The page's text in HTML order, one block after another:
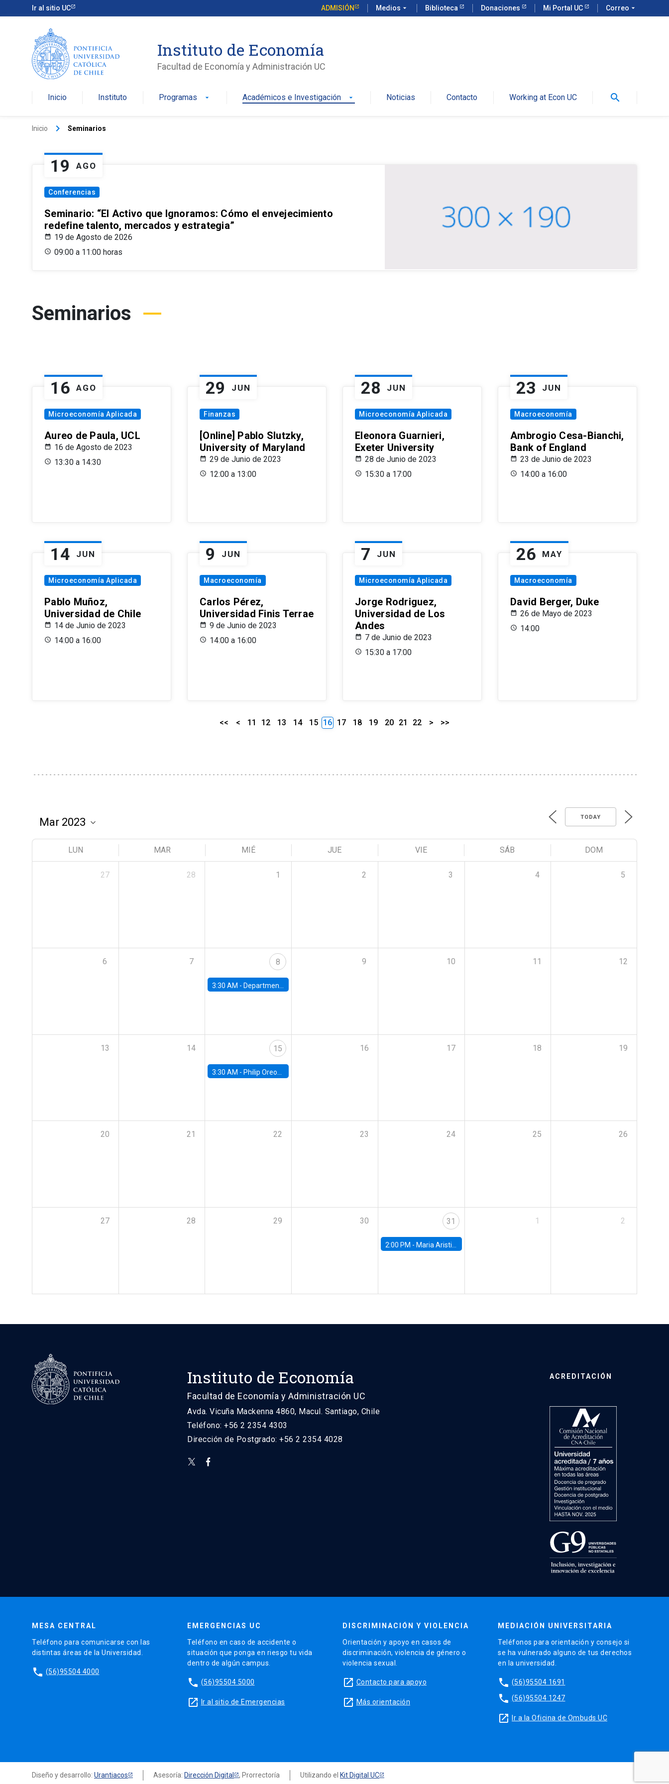
Ir al sitio UC ADMISIÓN Medios arrow_drop_down Biblioteca Donaciones Mi Portal UC Correo arrow_drop_down
Instituto de Economía
Facultad de Economía y Administración UC
Inicio Instituto Programas arrow_drop_down Académicos e Investigación arrow_drop_down Noticias Contacto Working at Econ UC search
Inicio keyboard_arrow_right Seminarios
19 AGO
Conferencias
Seminario: “El Activo que Ignoramos: Cómo el envejecimiento
redefine talento, mercados y estrategia”
19 de Agosto de 2026
09:00 a 11:00 horas
Seminarios
16 AGO
Microeconomía Aplicada
Aureo de Paula, UCL
16 de Agosto de 2023
13:30 a 14:30
29 JUN
Finanzas
[Online] Pablo Slutzky,
University of Maryland
29 de Junio de 2023
12:00 a 13:00
28 JUN
Microeconomía Aplicada
Eleonora Guarnieri,
Exeter University
28 de Junio de 2023
15:30 a 17:00
23 JUN
Macroeconomía
Ambrogio Cesa-Bianchi,
Bank of England
23 de Junio de 2023
14:00 a 16:00
14 JUN
Microeconomía Aplicada
Pablo Muñoz,
Universidad de Chile
14 de Junio de 2023
14:00 a 16:00
9 JUN
Macroeconomía
Carlos Pérez,
Universidad Finis Terrae
9 de Junio de 2023
14:00 a 16:00
7 JUN
Microeconomía Aplicada
Jorge Rodriguez,
Universidad de Los
Andes
7 de Junio de 2023
15:30 a 17:00
26 MAY
Macroeconomía
David Berger, Duke
26 de Mayo de 2023
14:00
<< < 11 12 13 14 15 16 17 18 19 20 21 22 > >>
TODAY
LUN MAR MIÉ JUE VIE SÁB DOM
27 28 1 2 3 4 5
6 7 8
3:30 AM - Department Seminar: James Robinson
9 10 11 12
13 14 15
3:30 AM - Philip Oreopolous, University of Toronto
16 17 18 19
20 21 22 23 24 25 26
27 28 29 30 31
2:00 PM - Maria Aristizabal-Ramirez, FED Board
1 2
Instituto de Economía
Facultad de Economía y Administración UC
Avda. Vicuña Mackenna 4860, Macul. Santiago, Chile
Teléfono: +56 2 2354 4303
Dirección de Postgrado: +56 2 2354 4028
ACREDITACIÓN
MESA CENTRAL
Teléfono para comunicarse con las
distintas áreas de la Universidad.
phone (56)95504 4000
EMERGENCIAS UC
Teléfono en caso de accidente o
situación que ponga en riesgo tu vida
dentro de algún campus.
phone (56)95504 5000
launch Ir al sitio de Emergencias
DISCRIMINACIÓN Y VIOLENCIA
Orientación y apoyo en casos de
discriminación, violencia de género o
violencia sexual.
launch Contacto para apoyo
launch Más orientación
MEDIACIÓN UNIVERSITARIA
Teléfonos para orientación y consejo si
se ha vulnerado alguno de tus derechos
en la universidad.
phone (56)95504 1691
phone (56)95504 1247
launch Ir a la Oficina de Ombuds UC
Diseño y desarrollo: Urantiacos Asesoría: Dirección Digital , Prorrectoría Utilizando el Kit Digital UC